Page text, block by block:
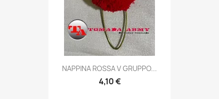
Anteprima
NAPPINA ROSSA V GRUPPO...
4,10 €